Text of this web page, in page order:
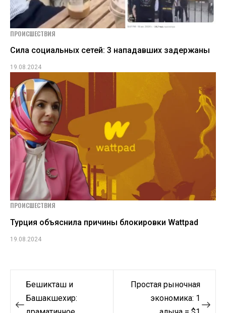
ПРОИСШЕСТВИЯ
Сила социальных сетей: 3 нападавших задержаны
19.08.2024
ПРОИСШЕСТВИЯ
Турция объяснила причины блокировки Wattpad
19.08.2024
Навигация
по
Бешикташ и
Башакшехир:
Простая рыночная
экономика: 1